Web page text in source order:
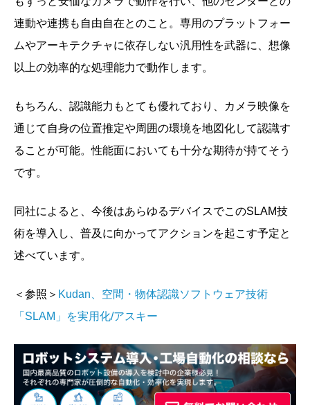
連動や連携も自由自在とのこと。専用のプラットフォー
ムやアーキテクチャに依存しない汎用性を武器に、想像
以上の効率的な処理能力で動作します。
もちろん、認識能力もとても優れており、カメラ映像を
通じて自身の位置推定や周囲の環境を地図化して認識す
ることが可能。性能面においても十分な期待が持てそう
です。
同社によると、今後はあらゆるデバイスでこのSLAM技
術を導入し、普及に向かってアクションを起こす予定と
述べています。
＜参照＞ Kudan、空間・物体認識ソフトウェア技術
「SLAM」を実用化/アスキー